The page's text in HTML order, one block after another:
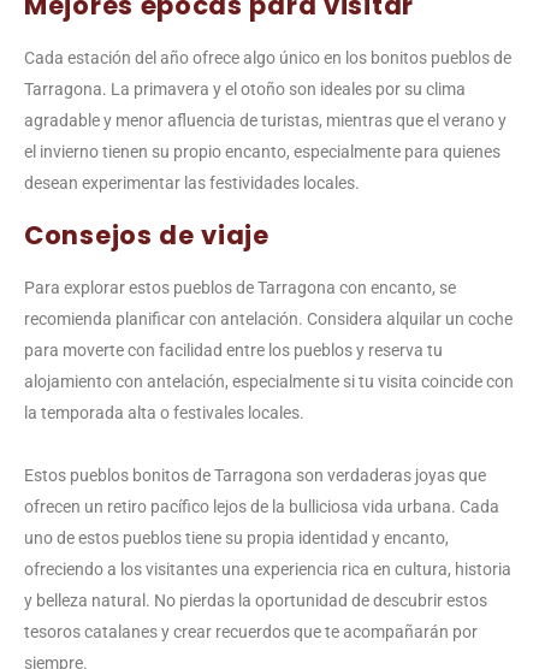
Cada estación del año ofrece algo único en los bonitos pueblos de
Tarragona. La primavera y el otoño son ideales por su clima
agradable y menor afluencia de turistas, mientras que el verano y
el invierno tienen su propio encanto, especialmente para quienes
desean experimentar las festividades locales.
Consejos de viaje
Para explorar estos pueblos de Tarragona con encanto, se
recomienda planificar con antelación. Considera alquilar un coche
para moverte con facilidad entre los pueblos y reserva tu
alojamiento con antelación, especialmente si tu visita coincide con
la temporada alta o festivales locales.
Estos pueblos bonitos de Tarragona son verdaderas joyas que
ofrecen un retiro pacífico lejos de la bulliciosa vida urbana. Cada
uno de estos pueblos tiene su propia identidad y encanto,
ofreciendo a los visitantes una experiencia rica en cultura, historia
y belleza natural. No pierdas la oportunidad de descubrir estos
tesoros catalanes y crear recuerdos que te acompañarán por
siempre.